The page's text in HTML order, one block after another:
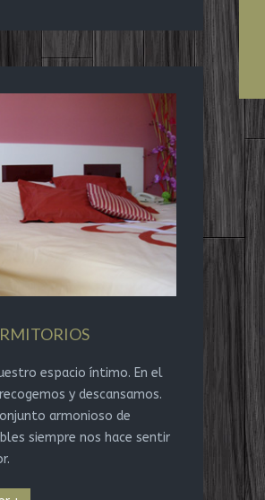
espacio íntimo. En el
y descansamos.
armonioso de
siempre nos hace sentir